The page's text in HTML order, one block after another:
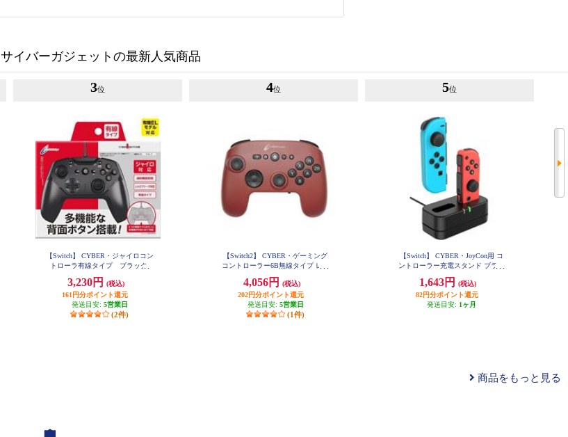
サイバーガジェットの最新人気商品
3位
【Switch】 CYBER・ジャイロコン
トローラ有線タイプ ブラック
3,230円
(税込)
161円分ポイント還元
発送目安: 5営業日
(2件)
4位
【Switch2】 CYBER・ゲーミング
コントローラー6B無線タイプ レッ
4,056円
(税込)
202円分ポイント還元
発送目安: 5営業日
(1件)
5位
【Switch】 CYBER・JoyCon用 コ
ントローラー充電スタンド ブラッ
1,643円
(税込)
82円分ポイント還元
発送目安: 1ヶ月
商品をもっと見る